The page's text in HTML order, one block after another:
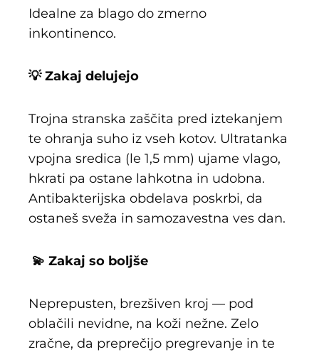
Idealne za blago do zmerno
inkontinenco.
💡 Zakaj delujejo
Trojna stranska zaščita pred iztekanjem
te ohranja suho iz vseh kotov. Ultratanka
vpojna sredica (le 1,5 mm) ujame vlago,
hkrati pa ostane lahkotna in udobna.
Antibakterijska obdelava poskrbi, da
ostaneš sveža in samozavestna ves dan.
💫 Zakaj so boljše
Neprepusten, brezšiven kroj — pod
oblačili nevidne, na koži nežne. Zelo
zračne, da preprečijo pregrevanje in te